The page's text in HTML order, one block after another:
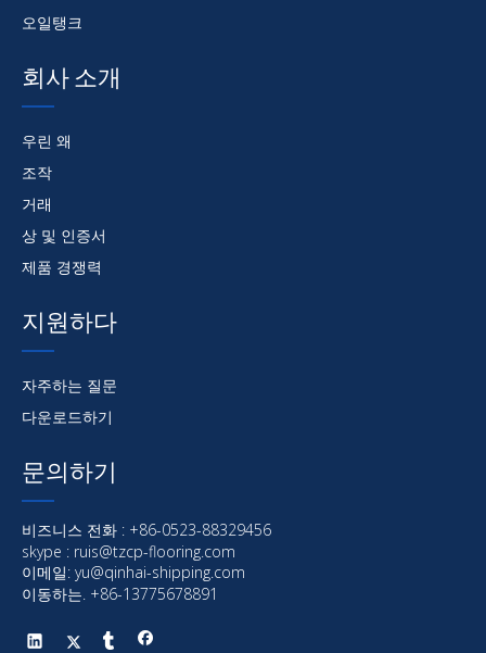
오일탱크
회사 소개
우린 왜
조작
거래
상 및 인증서
제품 경쟁력
지원하다
자주하는 질문
다운로드하기
문의하기
비즈니스 전화 : +86-0523-88329456
skype : ruis@tzcp-flooring.com
이메일: yu@qinhai-shipping.com
이동하는. +86-13775678891